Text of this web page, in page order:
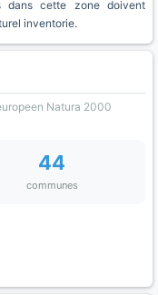
dans cette zone doivent
inventorie.
Natura 2000
44
communes